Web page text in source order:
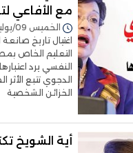
مع الأفاعي
الخميس 09/يوليو/2026 - 03:09 م
التعليم الخاص
النفسي يرد
الدجوي تتبع
الخزائن الشخصية
أية الشويخ